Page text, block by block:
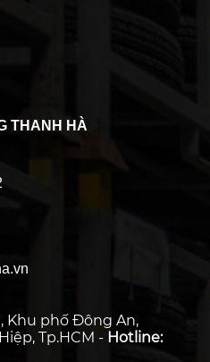
THANH HÀ
Khu phố Đông An,
Tp.HCM - Hotline: